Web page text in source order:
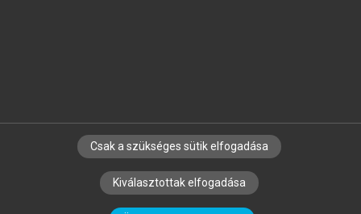
SZERZŐKNEK CÉGEKNEK KÖNYVTÁROSOKNAK
SZERKESZTÉSI ÉS LEKTORÁLÁSI ALAPELVEK
Csak a szükséges sütik elfogadása
Kiválasztottak elfogadása